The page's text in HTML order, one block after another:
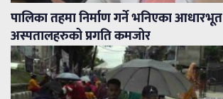
पालिका तहमा निर्माण गर्ने भनिएका आधारभूत
अस्पतालहरुको प्रगति कमजोर